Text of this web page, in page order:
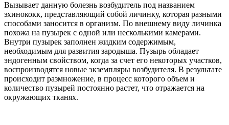
Вызывает данную болезнь возбудитель под названием
эхинококк, представляющий собой личинку, которая разными
способами заносится в организм. По внешнему виду личинка
похожа на пузырек с одной или несколькими камерами.
Внутри пузырек заполнен жидким содержимым,
необходимым для развития зародыша. Пузырь обладает
эндогенным свойством, когда за счет его некоторых участков,
воспроизводятся новые экземпляры возбудителя. В результате
происходит размножение, в процесс которого объем и
количество пузырей постоянно растет, что отражается на
окружающих тканях.